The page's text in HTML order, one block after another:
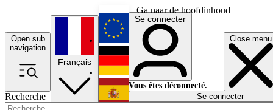
Ga naar de hoofdinhoud
Open sub
navigation
Close menu
Recherche
Français
English
Deutsch
Español
Se connecter
Vous êtes déconnecté.
Se connecter